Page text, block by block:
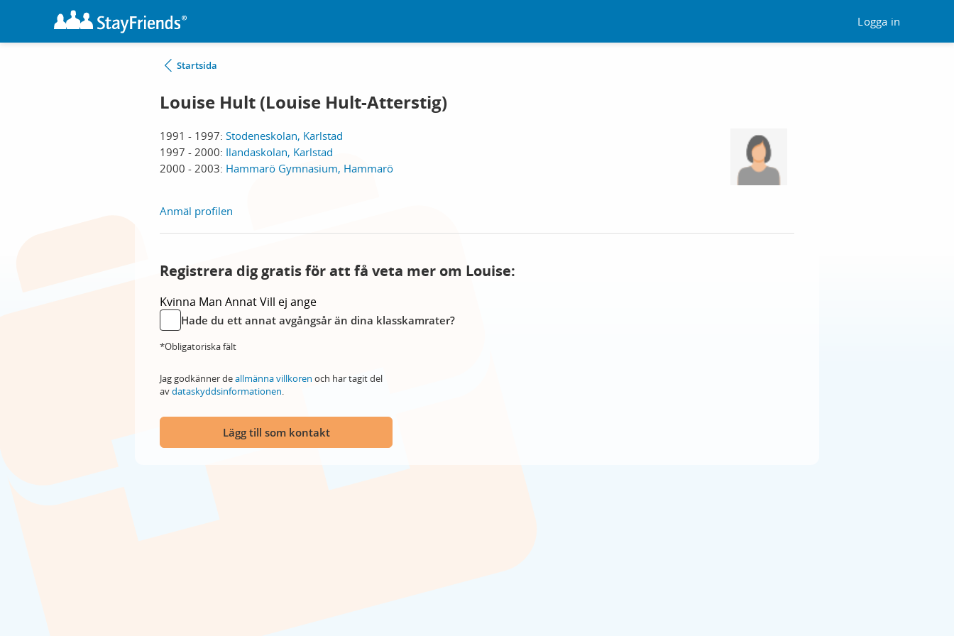
Logga in
Startsida
Louise Hult (Louise Hult-Atterstig)
1991 - 1997: Stodeneskolan, Karlstad
1997 - 2000: Ilandaskolan, Karlstad
2000 - 2003: Hammarö Gymnasium, Hammarö
Anmäl profilen
Registrera dig gratis för att få veta mer om Louise:
Kvinna Man AnnatVill ej ange
Hade du ett annat avgångsår än dina klasskamrater?
*Obligatoriska fält
Jag godkänner deallmänna villkoren och har tagit del
avdataskyddsinformationen.
Lägg till som kontakt